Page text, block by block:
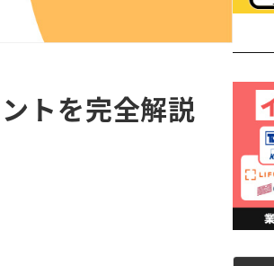
トを完全解説